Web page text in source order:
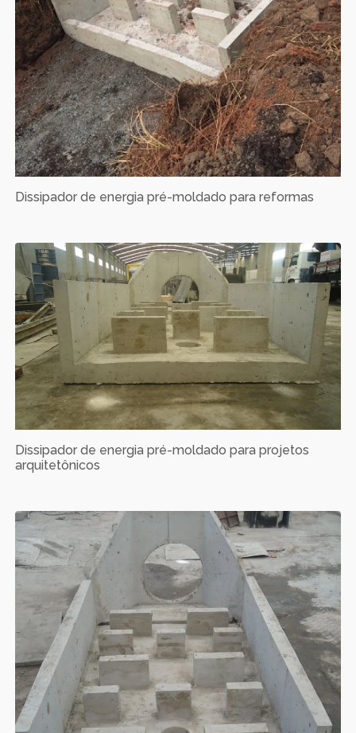
Dissipador de energia pré-moldado para reformas
Dissipador de energia pré-moldado para projetos
arquitetônicos